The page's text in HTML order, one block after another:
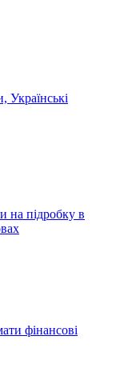
Українські
на підробку в
фінансові